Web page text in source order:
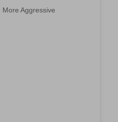
More Aggressive